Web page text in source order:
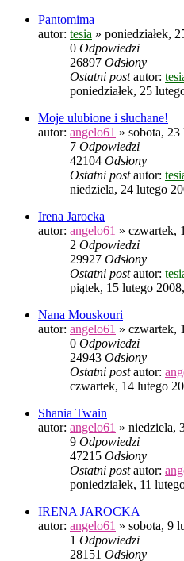
Pantomima
autor: tesia » poniedziałek,
0 Odpowiedzi
26897 Odsłony
Ostatni postautor:
poniedziałek, 25
Moje ulubione i słuchane!
autor: angelo61 » sobota,
7 Odpowiedzi
42104 Odsłony
Ostatni postautor:
niedziela, 24 lutego
Irena Jarocka
autor: angelo61 » czwartek,
2 Odpowiedzi
29927 Odsłony
Ostatni postautor:
piątek, 15 lutego
Nana Mouskouri
autor: angelo61 » czwartek,
0 Odpowiedzi
24943 Odsłony
Ostatni postautor:
czwartek, 14 lutego
Shania Twain
autor: angelo61 » niedziela,
9 Odpowiedzi
47215 Odsłony
Ostatni postautor:
poniedziałek, 11
IRENA JAROCKA
autor: angelo61 » sobota, 9
1 Odpowiedzi
28151 Odsłony